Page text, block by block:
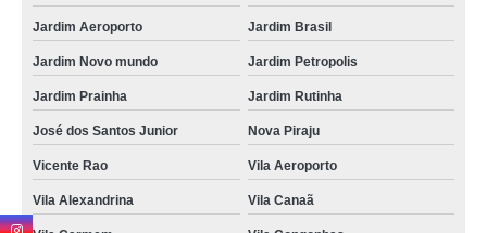
Jardim Aeroporto Jardim Brasil
Jardim Novo mundo Jardim Petropolis
Jardim Prainha Jardim Rutinha
José dos Santos Junior Nova Piraju
Vicente Rao Vila Aeroporto
Vila Alexandrina Vila Canaã